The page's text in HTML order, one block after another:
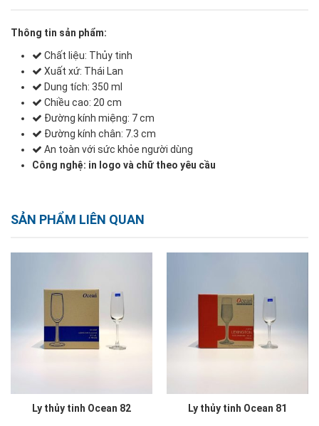
Thông tin sản phẩm:
Chất liệu: Thủy tinh
Xuất xứ: Thái Lan
Dung tích: 350 ml
Chiều cao: 20 cm
Đường kính miệng: 7 cm
Đường kính chân: 7.3 cm
An toàn với sức khỏe người dùng
Công nghệ: in logo và chữ theo yêu cầu
SẢN PHẨM LIÊN QUAN
Ly thủy tinh Ocean 82
Ly thủy tinh Ocean 81